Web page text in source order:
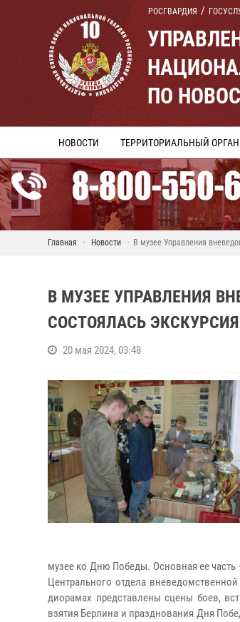
РОСГВАРДИЯ
ПО
НОВОСТИ ТЕРРИТОРИАЛЬНЫЙ ОРГАН
Главная Новости В музее Управления
В МУЗЕЕ УПРАВЛЕНИЯ
СОСТОЯЛАСЬ
20 мая 2024, 03:48
музее ко Дню Победы. Основная ее
Центрального отдела
диорамах представлены сцены боев,
взятия Берлина и празднования Дня